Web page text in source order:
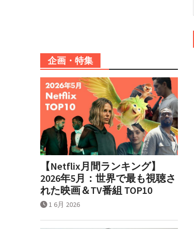
企画・特集
【Netflix月間ランキング】
2026年5月：世界で最も視聴さ
れた映画＆TV番組 TOP10
1 6月 2026